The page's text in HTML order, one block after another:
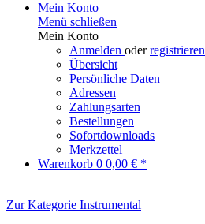
Mein Konto
Menü schließen
Mein Konto
Anmelden oderregistrieren
Übersicht
Persönliche Daten
Adressen
Zahlungsarten
Bestellungen
Sofortdownloads
Merkzettel
Warenkorb 0 0,00 € *
Zur Kategorie Instrumental